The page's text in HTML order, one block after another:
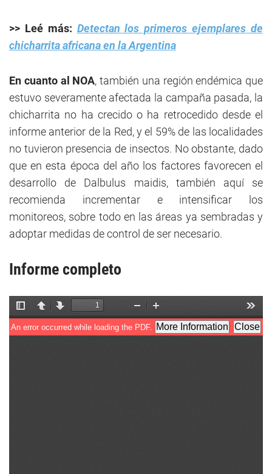
>> Leé más: Detectan los primeros ejemplares de
chicharrita africana en la Argentina
En cuanto al NOA, también una región endémica que
estuvo severamente afectada la campaña pasada, la
chicharrita no ha crecido o ha retrocedido desde el
informe anterior de la Red, y el 59% de las localidades
no tuvieron presencia de insectos. No obstante, dado
que en esta época del año los factores favorecen el
desarrollo de Dalbulus maidis, también aquí se
recomienda incrementar e intensificar los
monitoreos, sobre todo en las áreas ya sembradas y
adoptar medidas de control de ser necesario.
Informe completo